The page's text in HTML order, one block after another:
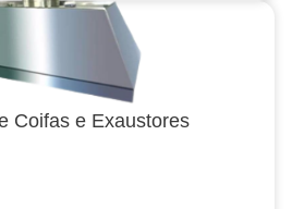
Coifas e Exaustores